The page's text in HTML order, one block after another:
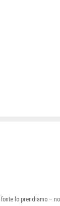
lo prendiamo –